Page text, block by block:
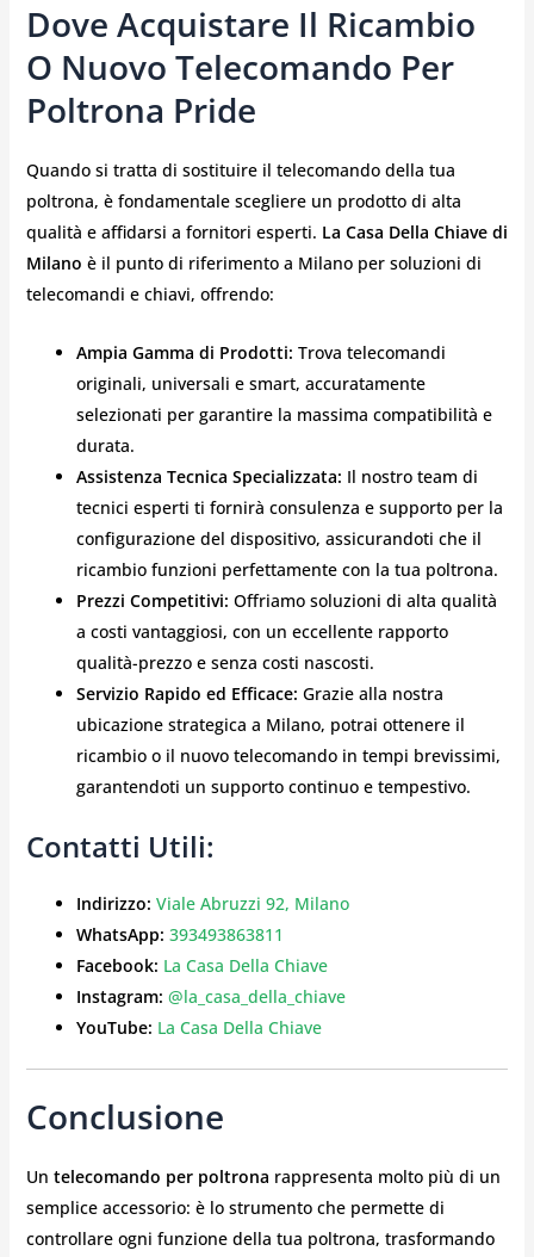
Dove Acquistare Il Ricambio
O Nuovo Telecomando Per
Poltrona Pride
Quando si tratta di sostituire il telecomando della tua
poltrona, è fondamentale scegliere un prodotto di alta
qualità e affidarsi a fornitori esperti. La Casa Della Chiave di
Milano è il punto di riferimento a Milano per soluzioni di
telecomandi e chiavi, offrendo:
Ampia Gamma di Prodotti: Trova telecomandi
originali, universali e smart, accuratamente
selezionati per garantire la massima compatibilità e
durata.
Assistenza Tecnica Specializzata: Il nostro team di
tecnici esperti ti fornirà consulenza e supporto per la
configurazione del dispositivo, assicurandoti che il
ricambio funzioni perfettamente con la tua poltrona.
Prezzi Competitivi: Offriamo soluzioni di alta qualità
a costi vantaggiosi, con un eccellente rapporto
qualità-prezzo e senza costi nascosti.
Servizio Rapido ed Efficace: Grazie alla nostra
ubicazione strategica a Milano, potrai ottenere il
ricambio o il nuovo telecomando in tempi brevissimi,
garantendoti un supporto continuo e tempestivo.
Contatti Utili:
Indirizzo: Viale Abruzzi 92, Milano
WhatsApp: 393493863811
Facebook: La Casa Della Chiave
Instagram: @la_casa_della_chiave
YouTube: La Casa Della Chiave
Conclusione
Un telecomando per poltrona rappresenta molto più di un
semplice accessorio: è lo strumento che permette di
controllare ogni funzione della tua poltrona, trasformando